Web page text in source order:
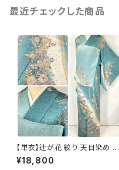
最近チェックした商品
【単衣】辻が花 絞り 天目染め 訪
問着 正絹 金彩 青緑 ターコイズ
ブルー 1219
¥18,800